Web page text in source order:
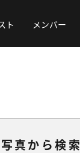
ト メンバー
真から検索